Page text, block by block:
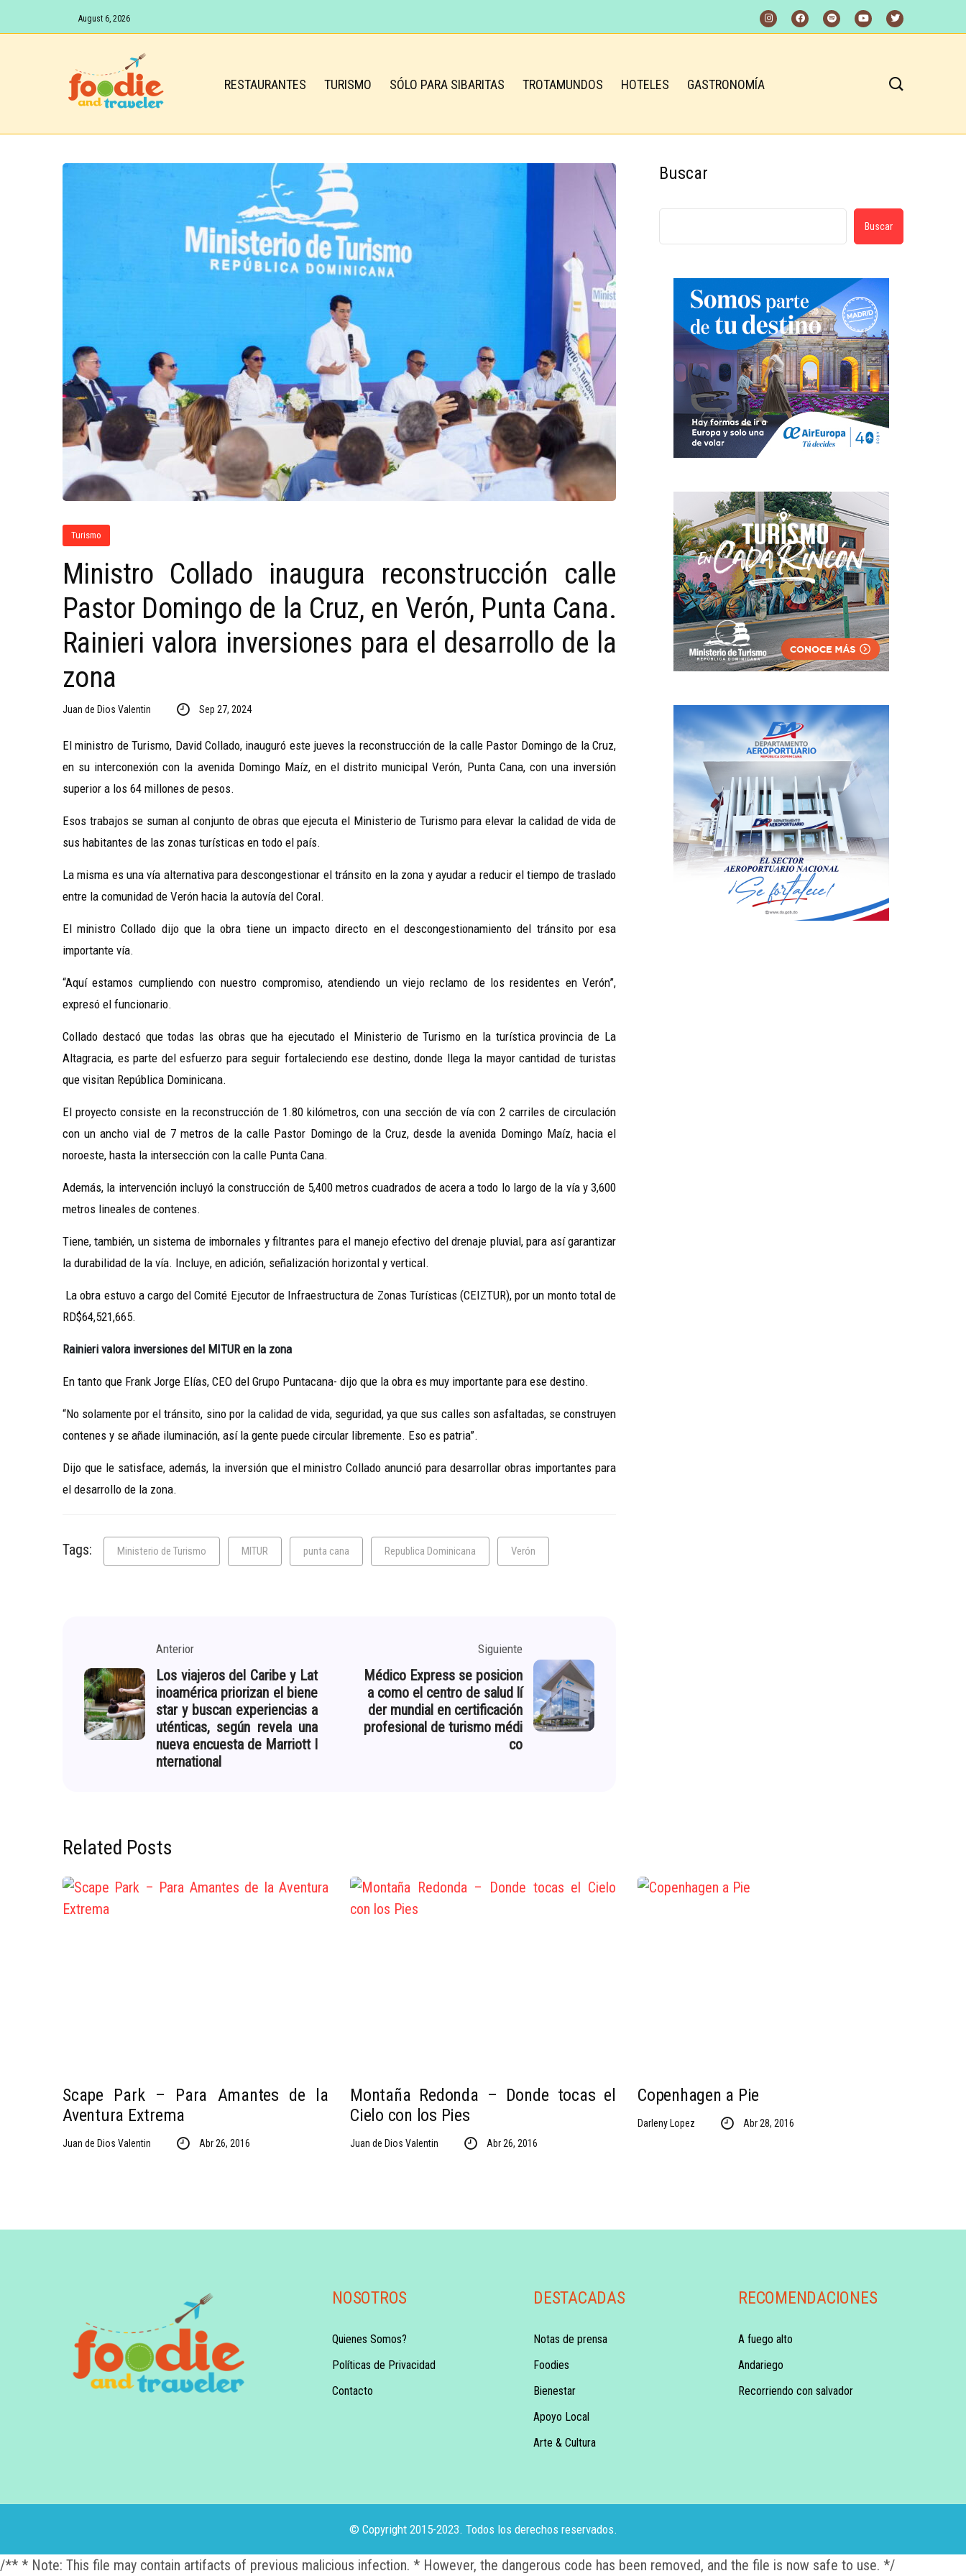
August 6, 2026
RESTAURANTES TURISMO SÓLO PARA SIBARITAS TROTAMUNDOS HOTELES GASTRONOMÍA
Turismo
Ministro Collado inaugura reconstrucción calle
Pastor Domingo de la Cruz, en Verón, Punta Cana.
Rainieri valora inversiones para el desarrollo de la
zona
Juan de Dios Valentin Sep 27, 2024
El ministro de Turismo, David Collado, inauguró este jueves la reconstrucción de la calle Pastor Domingo de la Cruz,
en su interconexión con la avenida Domingo Maíz, en el distrito municipal Verón, Punta Cana, con una inversión
superior a los 64 millones de pesos.
Esos trabajos se suman al conjunto de obras que ejecuta el Ministerio de Turismo para elevar la calidad de vida de
sus habitantes de las zonas turísticas en todo el país.
La misma es una vía alternativa para descongestionar el tránsito en la zona y ayudar a reducir el tiempo de traslado
entre la comunidad de Verón hacia la autovía del Coral.
El ministro Collado dijo que la obra tiene un impacto directo en el descongestionamiento del tránsito por esa
importante vía.
“Aquí estamos cumpliendo con nuestro compromiso, atendiendo un viejo reclamo de los residentes en Verón”,
expresó el funcionario.
Collado destacó que todas las obras que ha ejecutado el Ministerio de Turismo en la turística provincia de La
Altagracia, es parte del esfuerzo para seguir fortaleciendo ese destino, donde llega la mayor cantidad de turistas
que visitan República Dominicana.
El proyecto consiste en la reconstrucción de 1.80 kilómetros, con una sección de vía con 2 carriles de circulación
con un ancho vial de 7 metros de la calle Pastor Domingo de la Cruz, desde la avenida Domingo Maíz, hacia el
noroeste, hasta la intersección con la calle Punta Cana.
Además, la intervención incluyó la construcción de 5,400 metros cuadrados de acera a todo lo largo de la vía y 3,600
metros lineales de contenes.
Tiene, también, un sistema de imbornales y filtrantes para el manejo efectivo del drenaje pluvial, para así garantizar
la durabilidad de la vía. Incluye, en adición, señalización horizontal y vertical.
La obra estuvo a cargo del Comité Ejecutor de Infraestructura de Zonas Turísticas (CEIZTUR), por un monto total de
RD$64,521,665.
Rainieri valora inversiones del MITUR en la zona
En tanto que Frank Jorge Elías, CEO del Grupo Puntacana- dijo que la obra es muy importante para ese destino.
“No solamente por el tránsito, sino por la calidad de vida, seguridad, ya que sus calles son asfaltadas, se construyen
contenes y se añade iluminación, así la gente puede circular libremente. Eso es patria”.
Dijo que le satisface, además, la inversión que el ministro Collado anunció para desarrollar obras importantes para
el desarrollo de la zona.
Tags: Ministerio de Turismo MITUR punta cana Republica Dominicana Verón
Anterior
Los viajeros del Caribe y Lat
inoamérica priorizan el biene
star y buscan experiencias a
uténticas, según revela una
nueva encuesta de Marriott I
nternational
Siguiente
Médico Express se posicion
a como el centro de salud lí
der mundial en certificación
profesional de turismo médi
co
Buscar
Buscar
Related Posts
Scape Park – Para Amantes de la
Aventura Extrema
Juan de Dios Valentin Abr 26, 2016
Montaña Redonda – Donde tocas el
Cielo con los Pies
Juan de Dios Valentin Abr 26, 2016
Copenhagen a Pie
Darleny Lopez Abr 28, 2016
NOSOTROS
Quienes Somos?
Políticas de Privacidad
Contacto
DESTACADAS
Notas de prensa
Foodies
Bienestar
Apoyo Local
Arte & Cultura
RECOMENDACIONES
A fuego alto
Andariego
Recorriendo con salvador
© Copyright 2015-2023. Todos los derechos reservados.
/** * Note: This file may contain artifacts of previous malicious infection. * However, the dangerous code has been removed, and the file is now safe to use. */